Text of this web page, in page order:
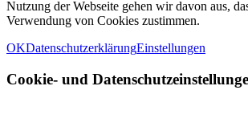
Nutzung der Webseite gehen wir davon aus,
Verwendung von Cookies zustimmen.
OKDatenschutzerklärungEinstellungen
Cookie- und